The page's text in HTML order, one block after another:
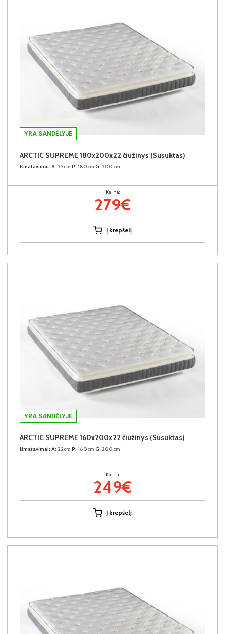
YRA SANDĖLYJE
ARCTIC SUPREME 180x200x22 čiužinys (Susuktas)
Išmatavimai: A: 22cm P: 180cm G: 200cm
Kaina:
279€
Į krepšelį
YRA SANDĖLYJE
ARCTIC SUPREME 160x200x22 čiužinys (Susuktas)
Išmatavimai: A: 22cm P: 160cm G: 200cm
Kaina:
249€
Į krepšelį